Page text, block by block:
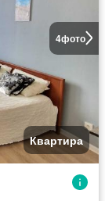
4фото
Квартира